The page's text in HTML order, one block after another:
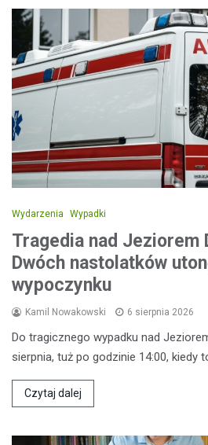
Wydarzenia Wypadki
Tragedia nad Jeziorem
Dwóch nastolatków
wypoczynku
Kamil Nowakowski 6 sierpnia 2026
Do tragicznego wypadku nad
sierpnia, tuż po godzinie 14:00, kiedy
Czytaj dalej